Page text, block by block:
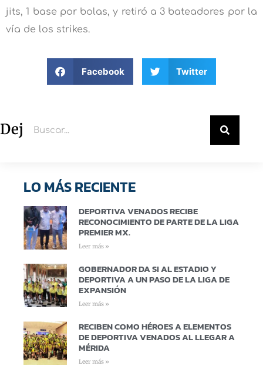
jits, 1 base por bolas, y retiró a 3 bateadores por la
vía de los strikes.
Facebook Twitter
Deja un comentario
LO MÁS RECIENTE
DEPORTIVA VENADOS RECIBE
RECONOCIMIENTO DE PARTE DE LA LIGA
PREMIER MX.
Leer más »
GOBERNADOR DA SI AL ESTADIO Y
DEPORTIVA A UN PASO DE LA LIGA DE
EXPANSIÓN
Leer más »
RECIBEN COMO HÉROES A ELEMENTOS
DE DEPORTIVA VENADOS AL LLEGAR A
MÉRIDA
Leer más »